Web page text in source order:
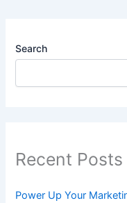
Search
Recent Posts
Power Up Your